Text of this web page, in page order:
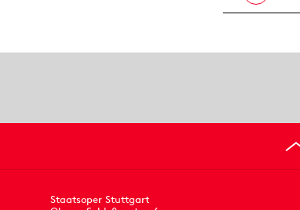
Staatsoper Stuttgart